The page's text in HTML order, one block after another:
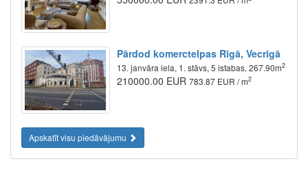
Pārdod komerctelpas Rīgā, Vecrīgā
13. janvāra iela, 1. stāvs, 5 istabas, 267.90m2
210000.00 EUR 783.87 EUR / m2
Apskatīt visu piedāvājumu